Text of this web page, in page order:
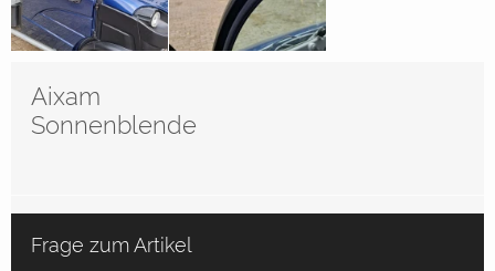
Aixam
Sonnenblende
Frage zum Artikel